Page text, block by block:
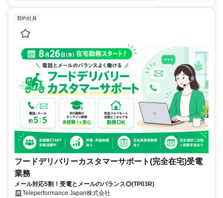
契約社員
フードデリバリーカスタマーサポート(完全在宅)受電
業務
メール対応5割！受電とメールのバランス◎(TP03R)
Teleperformance Japan株式会社